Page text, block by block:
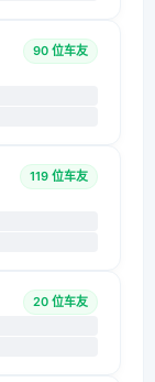
90 位车友
119 位车友
20 位车友